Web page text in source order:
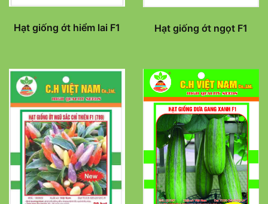
Hạt giống ớt hiểm lai F1 Hạt giống ớt ngọt F1